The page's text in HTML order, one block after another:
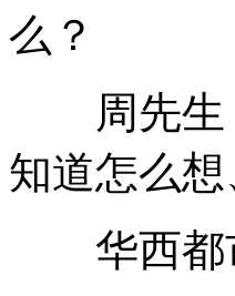
么？
周先生：
知道怎么
华西都市